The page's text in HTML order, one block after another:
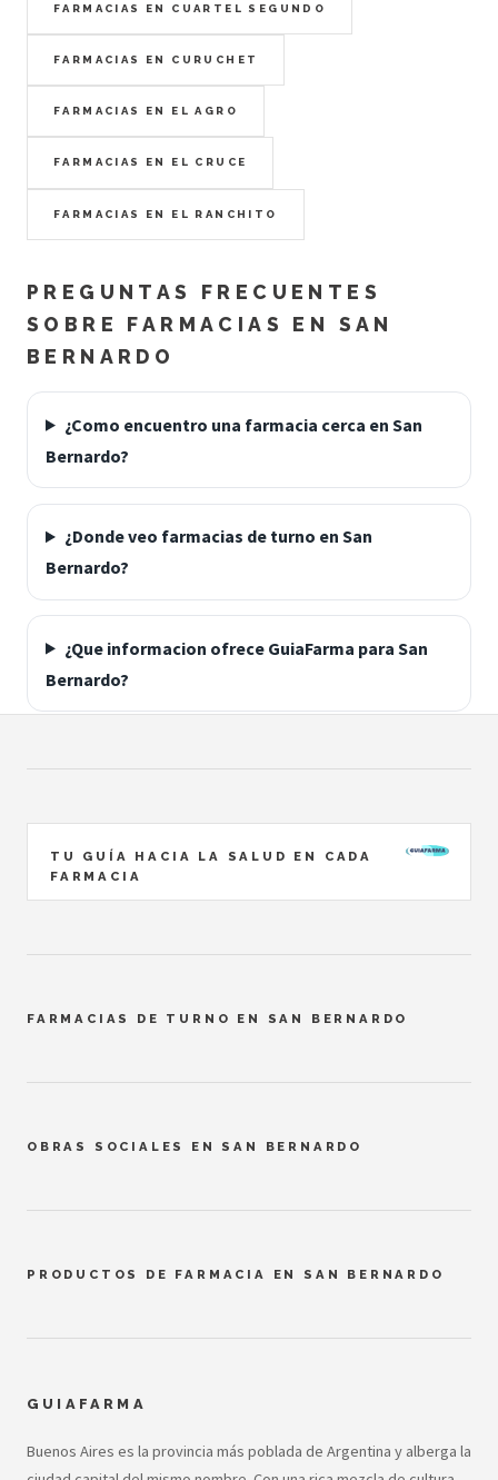
FARMACIAS EN CUARTEL SEGUNDO
FARMACIAS EN CURUCHET
FARMACIAS EN EL AGRO
FARMACIAS EN EL CRUCE
FARMACIAS EN EL RANCHITO
PREGUNTAS FRECUENTES
SOBRE FARMACIAS EN SAN
BERNARDO
¿Como encuentro una farmacia cerca en San
Bernardo?
¿Donde veo farmacias de turno en San
Bernardo?
¿Que informacion ofrece GuiaFarma para San
Bernardo?
TU GUÍA HACIA LA SALUD EN CADA
FARMACIA
FARMACIAS DE TURNO EN SAN BERNARDO
OBRAS SOCIALES EN SAN BERNARDO
PRODUCTOS DE FARMACIA EN SAN BERNARDO
GUIAFARMA
Buenos Aires es la provincia más poblada de Argentina y alberga la